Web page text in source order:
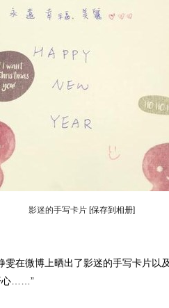
影迷的手写卡片 [保存到相册]
微博上晒出了影迷的手写卡片以
心……”